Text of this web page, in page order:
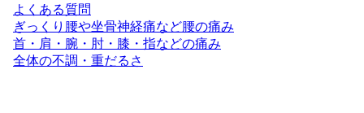
よくある質問
ぎっくり腰や坐骨神経痛など腰の痛み
首・肩・腕・肘・膝・指などの痛み
全体の不調・重だるさ